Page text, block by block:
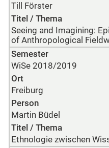
Till Förster
Titel / Thema
Seeing and Imagining:
of Anthropological
Semester
WiSe 2018/2019
Ort
Freiburg
Person
Martin Büdel
Titel / Thema
Ethnologie zwischen